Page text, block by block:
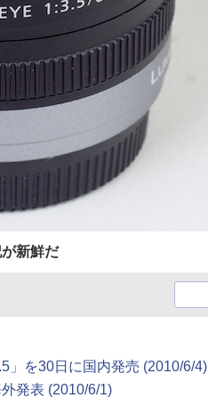
新鮮だ
」を30日に国内発売 (2010/6/4)
発表 (2010/6/1)